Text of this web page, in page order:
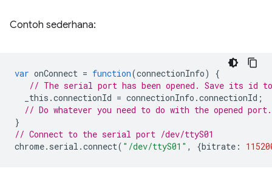
Contoh sederhana:
var onConnect = function(connectionInfo)
{
// The serial port has been opened. Save its id
_this .connectionId = connectionInfo .connectionId ;
// Do whatever you need to do with the opened port.
}
// Connect to the serial port /dev/ttyS01
chrome. serial .connect( "/dev/ttyS01" , {bitrate :